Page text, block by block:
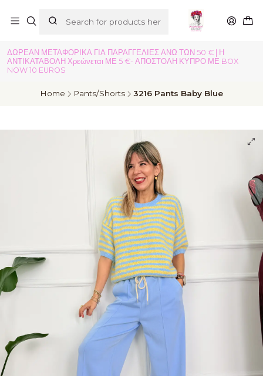
ΔΩΡΕΑΝ ΜΕΤΑΦΟΡΙΚΑ ΓΙΑ ΠΑΡΑΓΓΕΛΙΕΣ ΑΝΩ ΤΩΝ 50 € | Η
ΑΝΤΙΚΑΤΑΒΟΛΗ Χρεώνεται ΜΕ 5 €- ΑΠΟΣΤΟΛΗ ΚΥΠΡΟ ΜΕ BOX
NOW 10 EUROS
Home Pants/Shorts 3216 Pants Baby Blue